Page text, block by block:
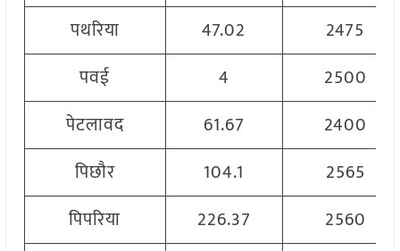
पथरिया
47.02
2475
पवई
4
2500
पेटलावद
61.67
2400
पिछौर
104.1
2565
पिपरिया
226.37
2560